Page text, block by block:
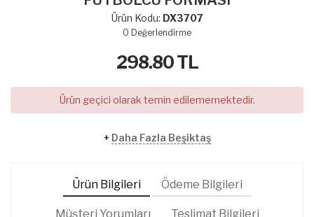
Ürün Kodu: DX3707
0 Değerlendirme
298.80TL
Ürün geçici olarak temin edilememektedir.
+ Daha Fazla Beşiktaş
Ürün Bilgileri Ödeme Bilgileri
Müşteri Yorumları Teslimat Bilgileri